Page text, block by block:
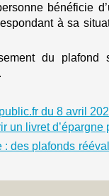
bénéficie
à sa
du plafond
du 8 avril
un livret
: des plafonds